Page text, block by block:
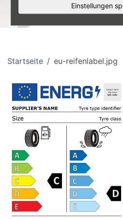
Einstellungen
Startseite eu-reifenlabel.jpg